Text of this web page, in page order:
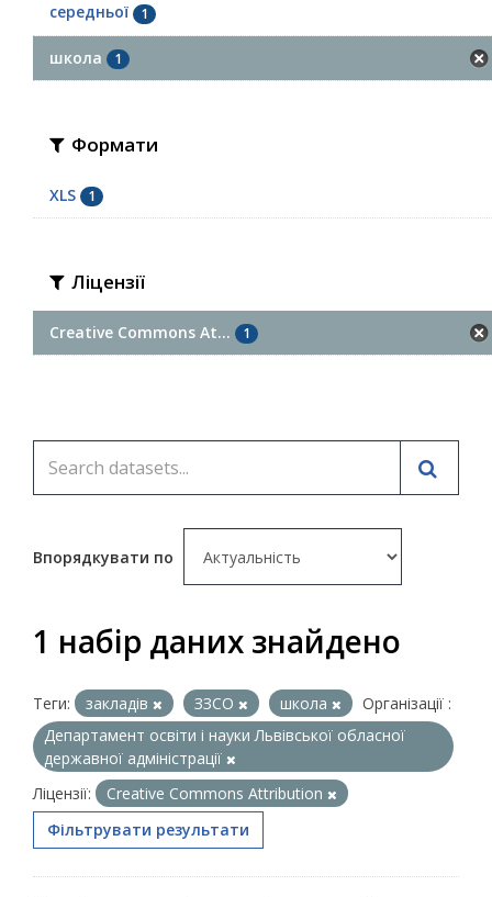
середньої 1
школа 1
Формати
XLS 1
Ліцензії
Creative Commons At... 1
Впорядкувати по
1 набір даних знайдено
Теги: закладів ЗЗСО школа
Організації :
Департамент освіти і науки Львівської обласної
державної адміністрації
Ліцензії:
Creative Commons Attribution
Фільтрувати результати